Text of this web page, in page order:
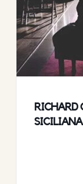
RICHARD
SICILIANA